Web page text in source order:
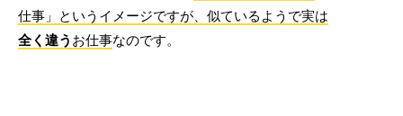
仕事」というイメージですが、似ているようで実は
全く違う お仕事なのです。